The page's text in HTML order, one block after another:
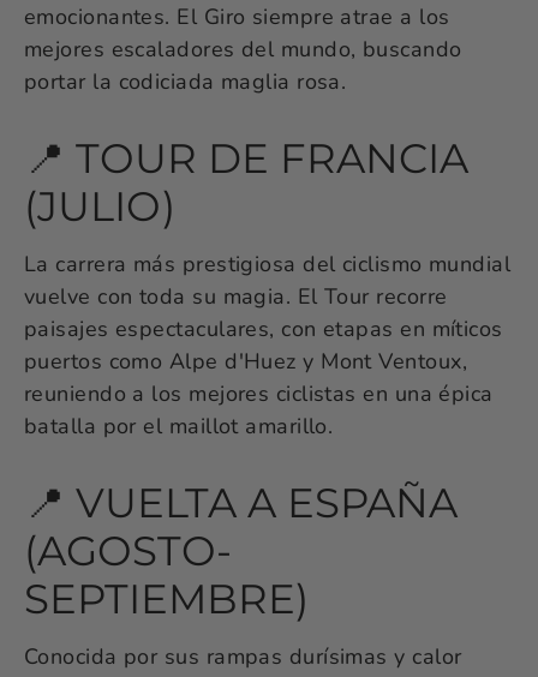
emocionantes. El Giro siempre atrae a los
mejores escaladores del mundo, buscando
portar la codiciada maglia rosa.
📍 TOUR DE FRANCIA
(JULIO)
La carrera más prestigiosa del ciclismo mundial
vuelve con toda su magia. El Tour recorre
paisajes espectaculares, con etapas en míticos
puertos como Alpe d'Huez y Mont Ventoux,
reuniendo a los mejores ciclistas en una épica
batalla por el maillot amarillo.
📍 VUELTA A ESPAÑA
(AGOSTO-
SEPTIEMBRE)
Conocida por sus rampas durísimas y calor